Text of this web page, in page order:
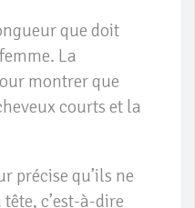
que doit
La
montrer que
courts et la
précise qu’ils ne
c’est-à-dire